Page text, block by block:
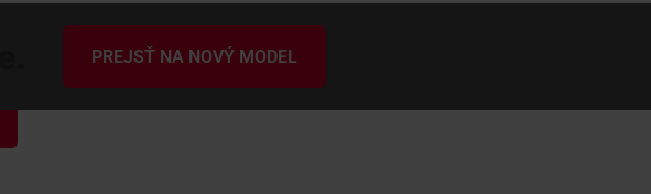
PREJSŤ NA NOVÝ MODEL